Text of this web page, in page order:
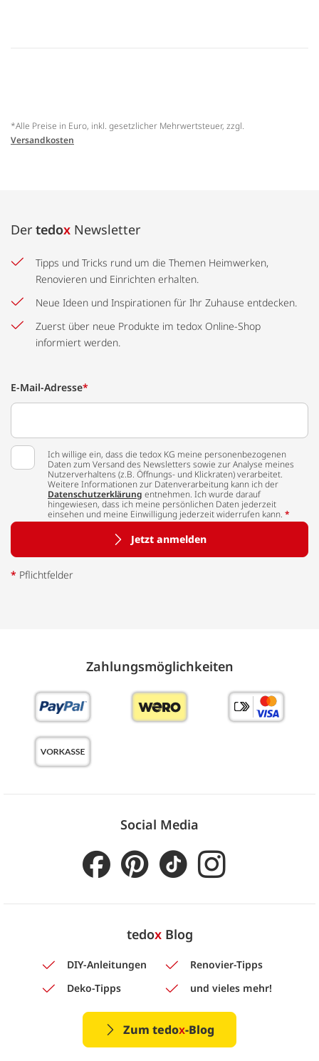
*Alle Preise in Euro, inkl. gesetzlicher Mehrwertsteuer, zzgl.
Versandkosten
Der tedox Newsletter
Tipps und Tricks rund um die Themen Heimwerken,
Renovieren und Einrichten erhalten.
Neue Ideen und Inspirationen für Ihr Zuhause entdecken.
Zuerst über neue Produkte im tedox Online-Shop
informiert werden.
E-Mail-Adresse*
Ich willige ein, dass die tedox KG meine personenbezogenen
Daten zum Versand des Newsletters sowie zur Analyse meines
Nutzerverhaltens (z.B. Öffnungs- und Klickraten) verarbeitet.
Weitere Informationen zur Datenverarbeitung kann ich der
Datenschutzerklärung entnehmen. Ich wurde darauf
hingewiesen, dass ich meine persönlichen Daten jederzeit
einsehen und meine Einwilligung jederzeit widerrufen kann. *
Jetzt anmelden
* Pflichtfelder
Zahlungs­möglich­keiten
Social Media
tedoxBlog
DIY-Anleitungen
Renovier-Tipps
Deko-Tipps
und vieles mehr!
Zum tedox-Blog